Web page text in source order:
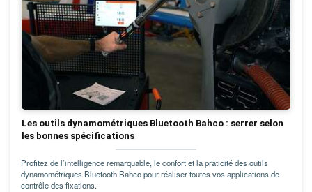
Les outils dynamométriques Bluetooth Bahco : serrer selon
les bonnes spécifications
Profitez de l’intelligence remarquable, le confort et la praticité des outils
dynamométriques Bluetooth Bahco pour réaliser toutes vos applications de
contrôle des fixations.